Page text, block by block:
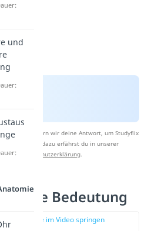
speichern wir deine Antwort, um Studyflix
Mehr dazu erfährst du in unserer
Datenschutzerklärung.
Bedeutung
zur Stelle im Video springen
und